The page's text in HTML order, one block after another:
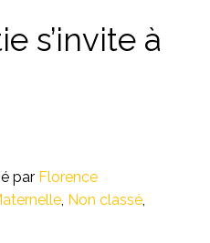
s’invite à
par Florence
, Non classé,